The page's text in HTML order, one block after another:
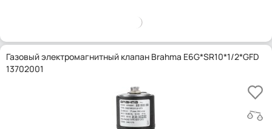
Газовый электромагнитный клапан Brahma E6G*SR10*1/2*GFD
13702001